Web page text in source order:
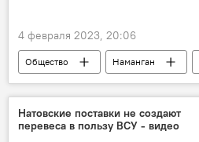
4 февраля 2023, 20:06
Общество Наманган
Натовские поставки не создают
перевеса в пользу ВСУ - видео